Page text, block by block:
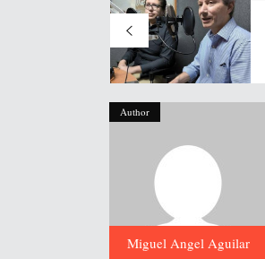
Author
Miguel Angel Aguilar